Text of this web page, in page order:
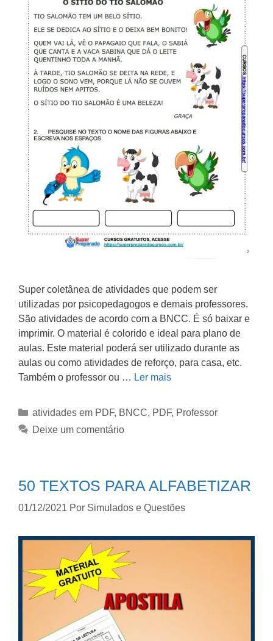
Super coletânea de atividades que podem ser
utilizadas por psicopedagogos e demais professores.
São atividades de acordo com a BNCC. É só baixar e
imprimir. O material é colorido e ideal para plano de
aulas. Este material poderá ser utilizado durante as
aulas ou como atividades de reforço, para casa, etc.
Também o professor ou … Ler mais
atividades em PDF, BNCC, PDF, Professor
Deixe um comentário
50 TEXTOS PARA ALFABETIZAR
01/12/2021 Por Simulados e Questões